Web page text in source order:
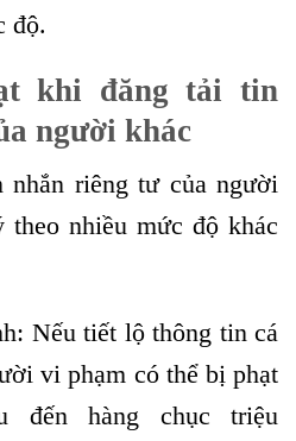
độ.
khi đăng tải tin
người khác
riêng tư của người
nhiều mức độ khác
Nếu tiết lộ thông tin cá
vi phạm có thể bị phạt
đến hàng chục triệu